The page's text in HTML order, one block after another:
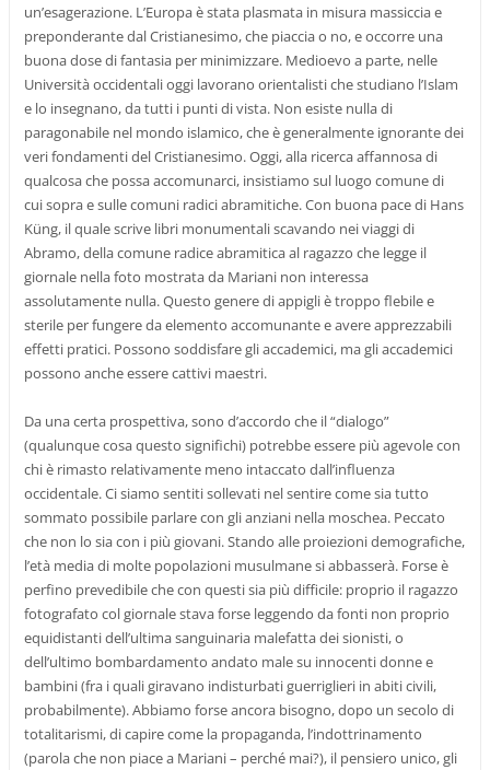
un’esagerazione. L’Europa è stata plasmata in misura massiccia e
preponderante dal Cristianesimo, che piaccia o no, e occorre una
buona dose di fantasia per minimizzare. Medioevo a parte, nelle
Università occidentali oggi lavorano orientalisti che studiano l’Islam
e lo insegnano, da tutti i punti di vista. Non esiste nulla di
paragonabile nel mondo islamico, che è generalmente ignorante dei
veri fondamenti del Cristianesimo. Oggi, alla ricerca affannosa di
qualcosa che possa accomunarci, insistiamo sul luogo comune di
cui sopra e sulle comuni radici abramitiche. Con buona pace di Hans
Küng, il quale scrive libri monumentali scavando nei viaggi di
Abramo, della comune radice abramitica al ragazzo che legge il
giornale nella foto mostrata da Mariani non interessa
assolutamente nulla. Questo genere di appigli è troppo flebile e
sterile per fungere da elemento accomunante e avere apprezzabili
effetti pratici. Possono soddisfare gli accademici, ma gli accademici
possono anche essere cattivi maestri.
Da una certa prospettiva, sono d’accordo che il “dialogo”
(qualunque cosa questo significhi) potrebbe essere più agevole con
chi è rimasto relativamente meno intaccato dall’influenza
occidentale. Ci siamo sentiti sollevati nel sentire come sia tutto
sommato possibile parlare con gli anziani nella moschea. Peccato
che non lo sia con i più giovani. Stando alle proiezioni demografiche,
l’età media di molte popolazioni musulmane si abbasserà. Forse è
perfino prevedibile che con questi sia più difficile: proprio il ragazzo
fotografato col giornale stava forse leggendo da fonti non proprio
equidistanti dell’ultima sanguinaria malefatta dei sionisti, o
dell’ultimo bombardamento andato male su innocenti donne e
bambini (fra i quali giravano indisturbati guerriglieri in abiti civili,
probabilmente). Abbiamo forse ancora bisogno, dopo un secolo di
totalitarismi, di capire come la propaganda, l’indottrinamento
(parola che non piace a Mariani – perché mai?), il pensiero unico, gli